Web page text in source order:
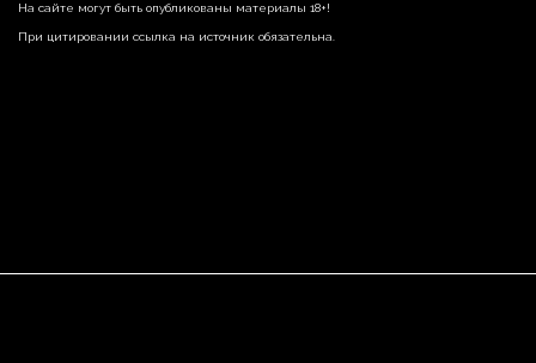
На сайте могут быть опубликованы материалы 18+!
При цитировании ссылка на источник обязательна.